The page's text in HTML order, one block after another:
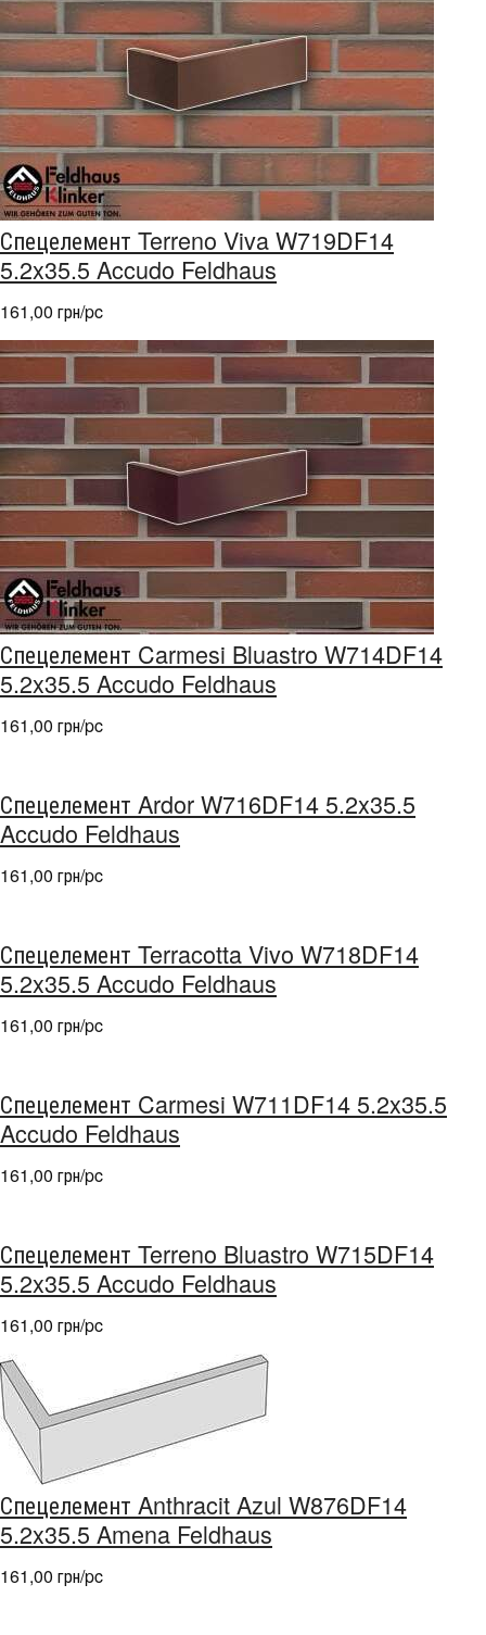
Спецелемент Terreno Viva W719DF14
5.2x35.5 Accudo Feldhaus
161,00 грн/pc
Спецелемент Carmesi Bluastro W714DF14
5.2x35.5 Accudo Feldhaus
161,00 грн/pc
Спецелемент Ardor W716DF14 5.2x35.5
Accudo Feldhaus
161,00 грн/pc
Спецелемент Terracotta Vivo W718DF14
5.2x35.5 Accudo Feldhaus
161,00 грн/pc
Спецелемент Carmesi W711DF14 5.2x35.5
Accudo Feldhaus
161,00 грн/pc
Спецелемент Terreno Bluastro W715DF14
5.2x35.5 Accudo Feldhaus
161,00 грн/pc
Спецелемент Anthracit Azul W876DF14
5.2x35.5 Amena Feldhaus
161,00 грн/pc